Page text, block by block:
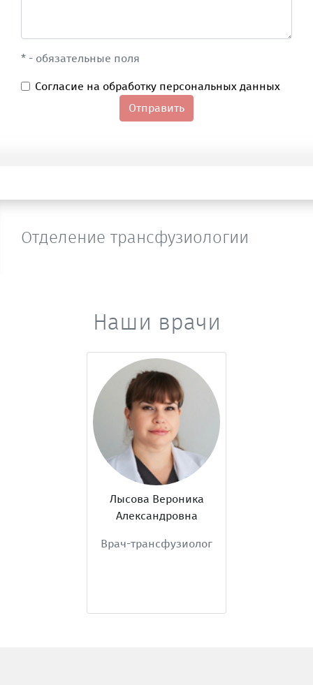
* - обязательные поля
Согласие на обработку персональных данных
Отправить
Отделение трансфузиологии
Наши врачи
Лысова Вероника
Александровна
Врач-трансфузиолог